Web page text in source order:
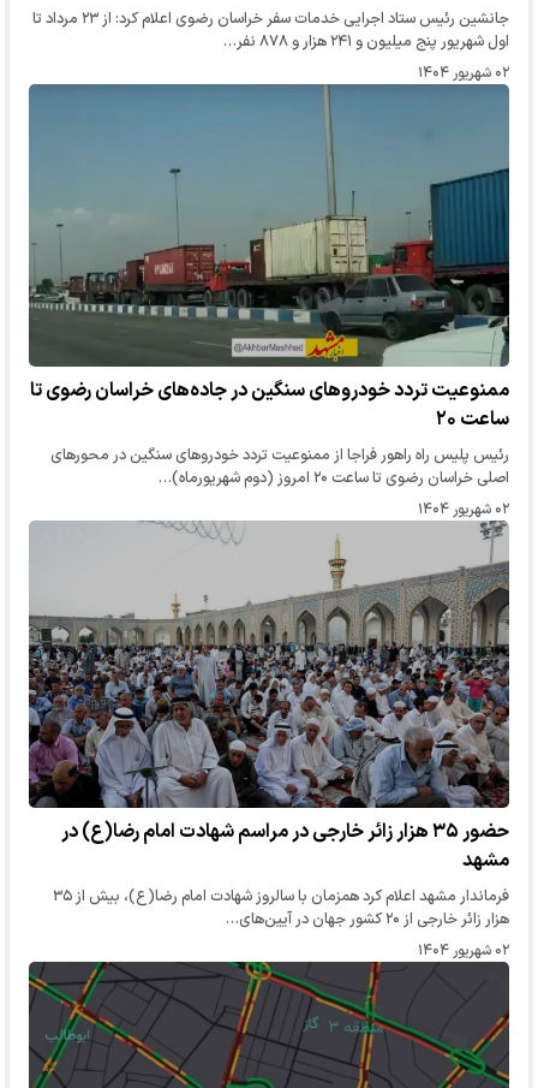
جانشین رئیس ستاد اجرایی خدمات سفر خراسان رضوی اعلام کرد: از ۲۳ مرداد تا
اول شهریور پنج میلیون و ۲۴۱ هزار و ۸۷۸ نفر…
۰۲ شهریور ۱۴۰۴
ممنوعیت تردد خودروهای سنگین در جاده‌های خراسان رضوی تا
ساعت ۲۰
رئیس پلیس راه راهور فراجا از ممنوعیت تردد خودروهای سنگین در محورهای
اصلی خراسان رضوی تا ساعت ۲۰ امروز (دوم شهریورماه)…
۰۲ شهریور ۱۴۰۴
حضور ۳۵ هزار زائر خارجی در مراسم شهادت امام رضا(ع) در
مشهد
فرماندار مشهد اعلام کرد همزمان با سالروز شهادت امام رضا(ع)، بیش از ۳۵
هزار زائر خارجی از ۲۰ کشور جهان در آیین‌های…
۰۲ شهریور ۱۴۰۴